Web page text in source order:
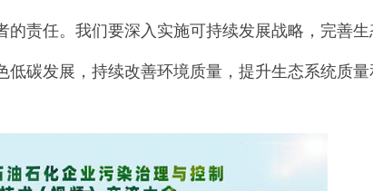
责任。我们要深入实施可持续发展战略，完善
碳发展，持续改善环境质量，提升生态系统质